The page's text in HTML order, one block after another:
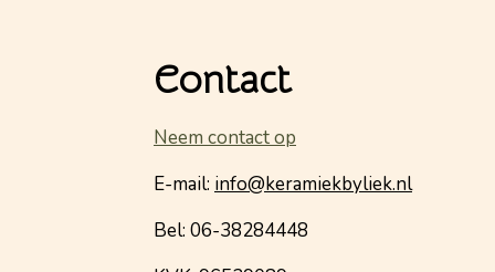
Contact
Neem contact op
E-mail: info@keramiekbyliek.nl
Bel: 06-38284448